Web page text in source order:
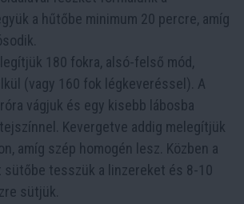
a hűtőbe minimum 20 percre, amíg
180 fokra, alsó-felső mód,
(vagy 160 fok légkeveréssel). A
vágjuk és egy kisebb lábosba
Kevergetve addig melegítjük
amíg szép homogén lesz. Közben a
tesszük a linzereket és 8-10
sütjük.